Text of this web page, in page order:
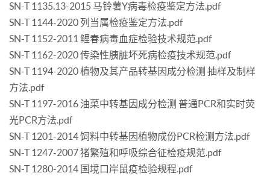
SN-T 1135.13-2015 马铃薯Y病毒检疫鉴定方法.pdf
SN-T 1144-2020 列当属检疫鉴定方法.pdf
SN-T 1152-2011 鲤春病毒血症检验技术规范.pdf
SN-T 1162-2020 传染性胰脏坏死病检疫技术规范.pdf
SN-T 1194-2020 植物及其产品转基因成分检测 抽样及制样
方法.pdf
SN-T 1197-2016 油菜中转基因成分检测 普通PCR和实时荧
光PCR方法.pdf
SN-T 1201-2014 饲料中转基因植物成份PCR检测方法.pdf
SN-T 1247-2007 猪繁殖和呼吸综合征检疫规范.pdf
SN-T 1280-2014 国境口岸鼠疫检验规程.pdf